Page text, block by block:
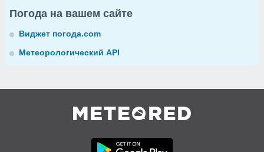
Погода на вашем сайте
Виджет погода.com
Метеорологический API